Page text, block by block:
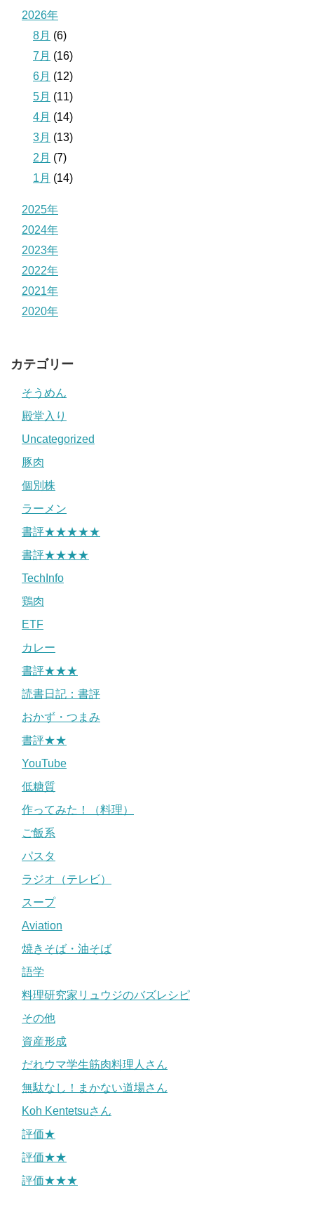
2026年
8月 (6)
7月 (16)
6月 (12)
5月 (11)
4月 (14)
3月 (13)
2月 (7)
1月 (14)
2025年
2024年
2023年
2022年
2021年
2020年
カテゴリー
そうめん
殿堂入り
Uncategorized
豚肉
個別株
ラーメン
書評★★★★★
書評★★★★
TechInfo
鶏肉
ETF
カレー
書評★★★
読書日記：書評
おかず・つまみ
書評★★
YouTube
低糖質
作ってみた！（料理）
ご飯系
パスタ
ラジオ（テレビ）
スープ
Aviation
焼きそば・油そば
語学
料理研究家リュウジのバズレシピ
その他
資産形成
だれウマ学生筋肉料理人さん
無駄なし！まかない道場さん
Koh Kentetsuさん
評価★
評価★★
評価★★★